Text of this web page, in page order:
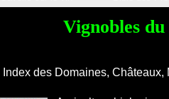
Vignobles
Index des Domaines,